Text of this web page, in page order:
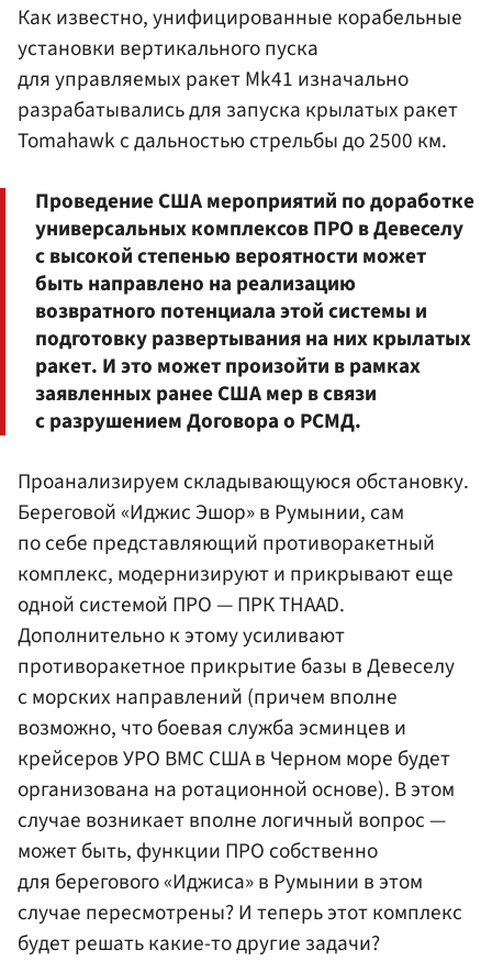
Как известно, унифицированные корабельные
установки вертикального пуска
для управляемых ракет Mk41 изначально
разрабатывались для запуска крылатых ракет
Tomahawk с дальностью стрельбы до 2500 км.
Проведение США мероприятий по доработке
универсальных комплексов ПРО в Девеселу
с высокой степенью вероятности может
быть направлено на реализацию
возвратного потенциала этой системы и
подготовку развертывания на них крылатых
ракет. И это может произойти в рамках
заявленных ранее США мер в связи
с разрушением Договора о РСМД.
Проанализируем складывающуюся обстановку.
Береговой «Иджис Эшор» в Румынии, сам
по себе представляющий противоракетный
комплекс, модернизируют и прикрывают еще
одной системой ПРО — ПРК THAAD.
Дополнительно к этому усиливают
противоракетное прикрытие базы в Девеселу
с морских направлений (причем вполне
возможно, что боевая служба эсминцев и
крейсеров УРО ВМС США в Черном море будет
организована на ротационной основе). В этом
случае возникает вполне логичный вопрос —
может быть, функции ПРО собственно
для берегового «Иджиса» в Румынии в этом
случае пересмотрены? И теперь этот комплекс
будет решать какие-то другие задачи?